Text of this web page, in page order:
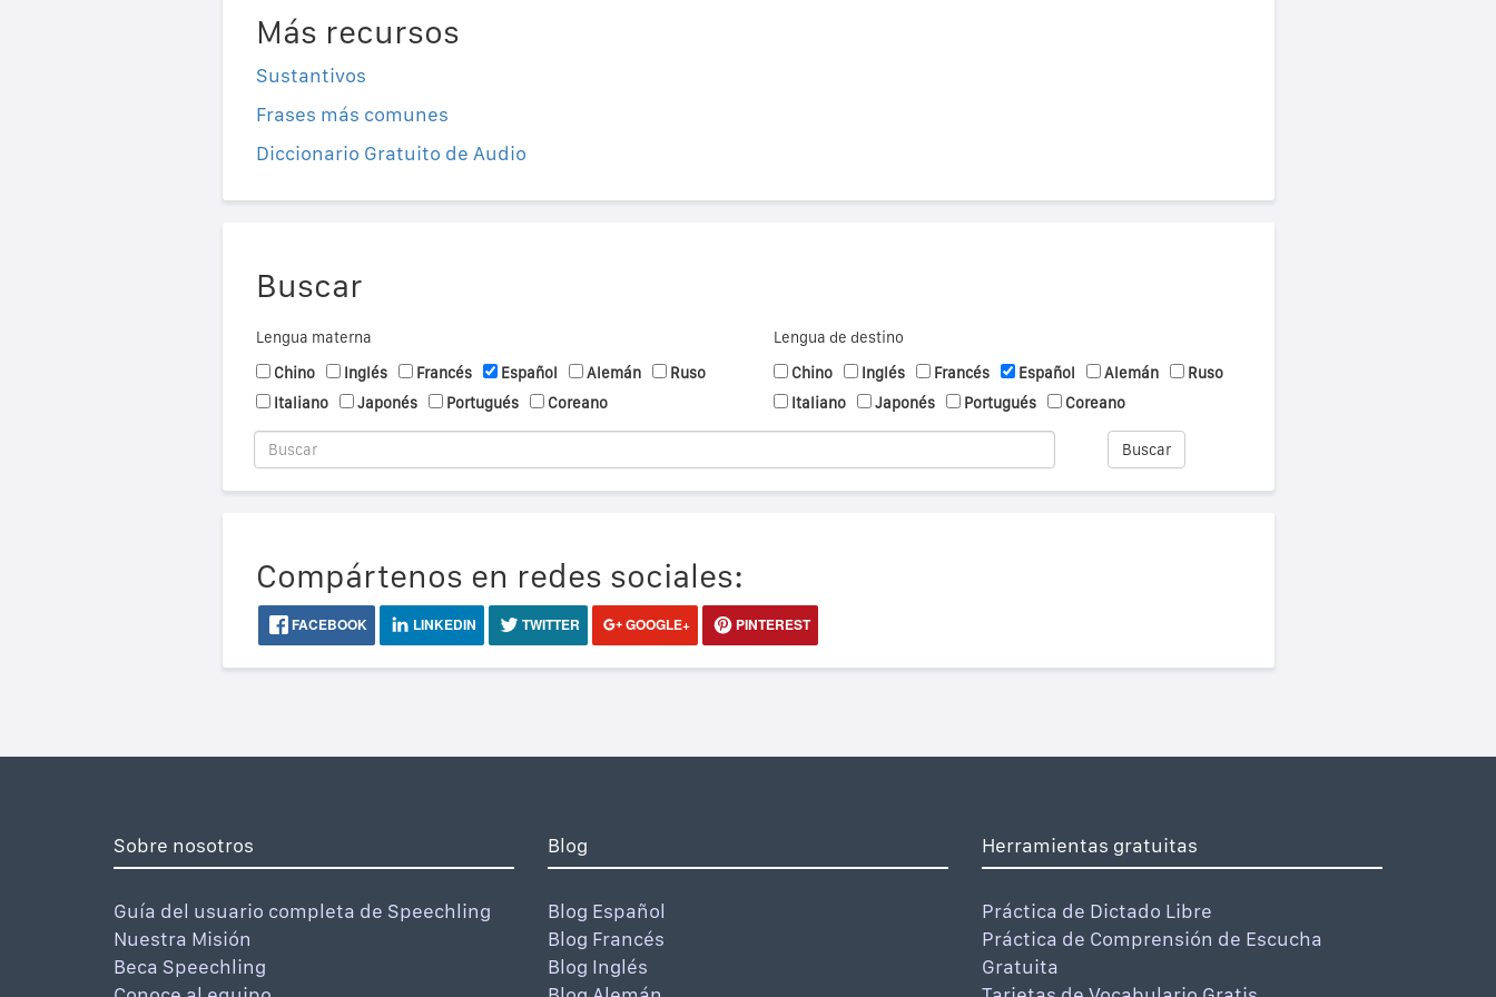
Más recursos
Sustantivos
Frases más comunes
Diccionario Gratuito de Audio
Buscar
Lengua materna
Chino
Inglés Francés Español Alemán
Ruso
Italiano
Japonés Portugués Coreano
Lengua de destino
Chino
Inglés Francés Español Alemán
Ruso
Italiano
Japonés Portugués Coreano
Buscar
Compártenos en redes sociales:
FACEBOOK LINKEDIN TWITTER GOOGLE+ PINTEREST
Sobre nosotros
Guía del usuario completa de Speechling
Nuestra Misión
Beca Speechling
Blog
Blog Español
Blog Francés
Blog Inglés
Herramientas gratuitas
Práctica de Dictado Libre
Práctica de Comprensión de Escucha
Gratuita